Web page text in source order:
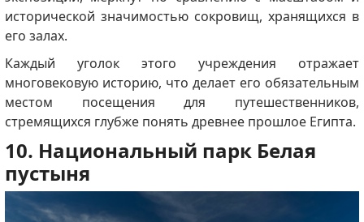
исторической значимостью сокровищ, хранящихся в
его залах.
Каждый уголок этого учреждения отражает
многовековую историю, что делает его обязательным
местом посещения для путешественников,
стремящихся глубже понять древнее прошлое Египта.
10. Национальный парк Белая
пустыня